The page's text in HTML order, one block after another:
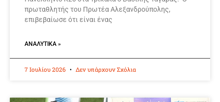
πρωταθλητής του Πρωτέα Αλεξανδρούπολης,
επιβεβαίωσε ότι είναι ένας
ΑΝΑΛΥΤΙΚΆ »
7 Ιουλίου 2026 Δεν υπάρχουν Σχόλια